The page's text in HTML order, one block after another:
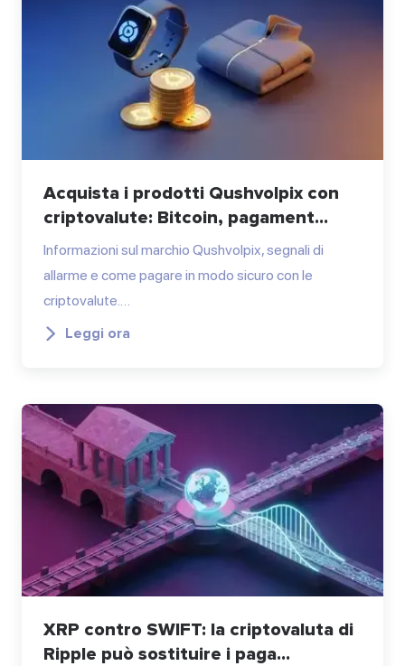
Acquista i prodotti Qushvolpix con
criptovalute: Bitcoin, pagament...
Informazioni sul marchio Qushvolpix, segnali di
allarme e come pagare in modo sicuro con le
criptovalute.…
Leggi ora
XRP contro SWIFT: la criptovaluta di
Ripple può sostituire i paga...